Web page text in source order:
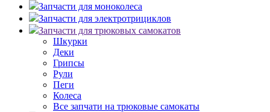
Запчасти для моноколеса
Запчасти для электротрициклов
Запчасти для трюковых самокатов
Шкурки
Деки
Грипсы
Рули
Пеги
Колеса
Все запчати на трюковые самокаты